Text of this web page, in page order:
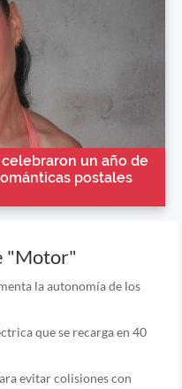
un año de
postales
"Motor"
la autonomía de los
que se recarga en 40
evitar colisiones con